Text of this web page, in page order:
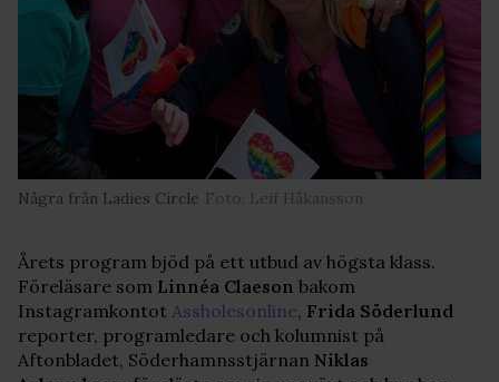
Några från Ladies Circle Foto: Leif Håkansson
Årets program bjöd på ett utbud av högsta klass.
Föreläsare som Linnéa Claeson bakom
Instagramkontot Assholesonline, Frida Söderlund
reporter, programledare och kolumnist på
Aftonbladet, Söderhamnsstjärnan Niklas